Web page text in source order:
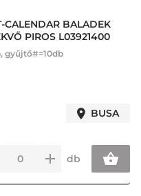
CALENDAR BALADEK
PIROS L03921400
gyűjtő#=10db
BUSA
db